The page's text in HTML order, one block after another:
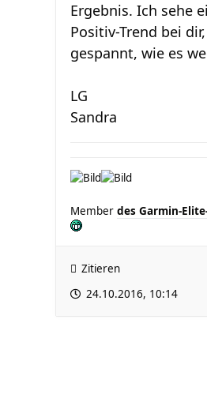
Ergebnis. Ich sehe
Positiv-Trend bei
gespannt, wie es
LG
Sandra
Member des Garmin-
Zitieren
24.10.2016, 10:14